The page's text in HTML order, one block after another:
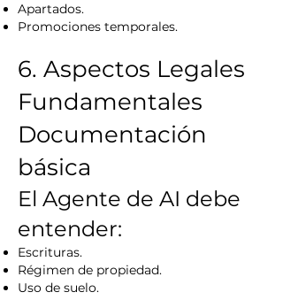
Apartados.
Promociones temporales.
6. Aspectos Legales
Fundamentales
Documentación
básica
El Agente de AI debe
entender:
Escrituras.
Régimen de propiedad.
Uso de suelo.